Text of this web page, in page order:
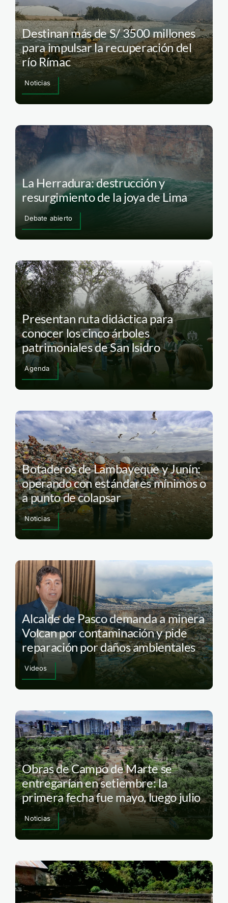
Destinan más de S/ 3500 millones
para impulsar la recuperación del
río Rímac
Noticias
La Herradura: destrucción y
resurgimiento de la joya de Lima
Debate abierto
Presentan ruta didáctica para
conocer los cinco árboles
patrimoniales de San Isidro
Agenda
Botaderos de Lambayeque y Junín:
operando con estándares mínimos o
a punto de colapsar
Noticias
Alcalde de Pasco demanda a minera
Volcan por contaminación y pide
reparación por daños ambientales
Videos
Obras de Campo de Marte se
entregarían en setiembre: la
primera fecha fue mayo, luego julio
Noticias